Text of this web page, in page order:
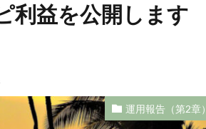
利益を公開します
運用報告（第2章）